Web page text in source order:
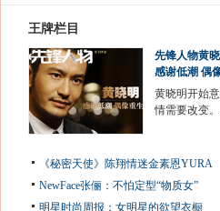
王牌栏目
先锋人物黄晓
感谢低潮 偶
黄晓明开始
情需要改变
《秘密天使》陈翔情迷金素恩YURA
NewFace张俪：不怕定型“物质女”
明星时尚周报：女明星的欲望衣橱